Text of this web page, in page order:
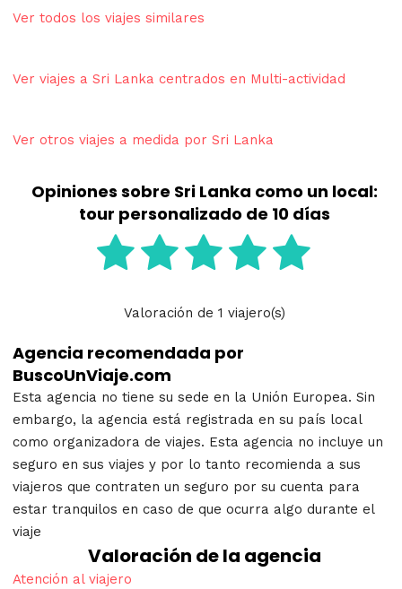
Ver todos los viajes similares
Ver viajes a Sri Lanka centrados en Multi-actividad
Ver otros viajes a medida por Sri Lanka
Opiniones sobre Sri Lanka como un local:
tour personalizado de 10 días
Valoración de 1 viajero(s)
Agencia recomendada por
BuscoUnViaje.com
Esta agencia no tiene su sede en la Unión Europea. Sin
embargo, la agencia está registrada en su país local
como organizadora de viajes. Esta agencia no incluye un
seguro en sus viajes y por lo tanto recomienda a sus
viajeros que contraten un seguro por su cuenta para
estar tranquilos en caso de que ocurra algo durante el
viaje
Valoración de la agencia
Atención al viajero